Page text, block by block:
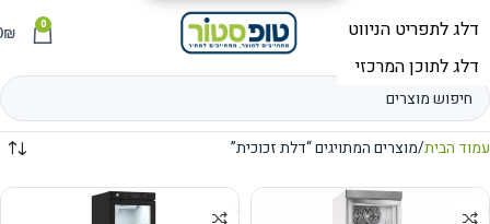
תפריט 0
₪
עמוד הבית מוצרים המתויגים “דלת זכוכית”